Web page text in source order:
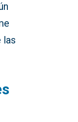
las